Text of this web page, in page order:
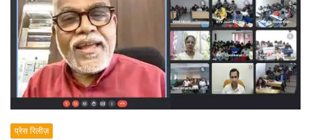
प्रेस रिलीज़